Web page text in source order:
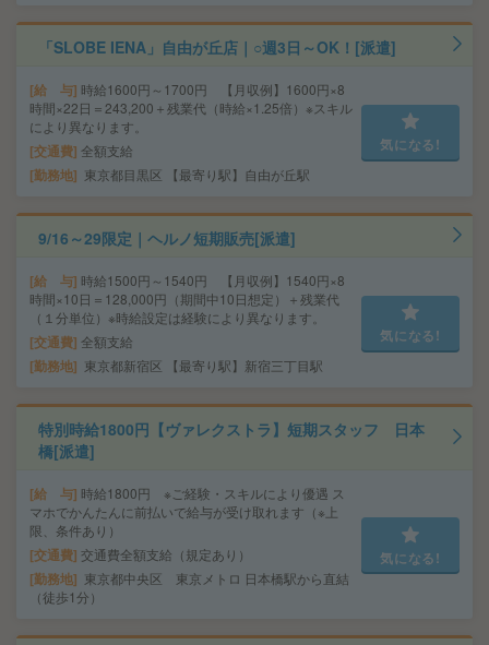
「SLOBE IENA」自由が丘店｜○週3日～OK！[派遣]
給 与 時給1600円～1700円 【月収例】1600円×8
時間×22日＝243,200＋残業代（時給×1.25倍）※スキル
により異なります。
交通費 全額支給
勤務地 東京都目黒区 【最寄り駅】自由が丘駅
気になる!
9/16～29限定｜ヘルノ短期販売[派遣]
給 与 時給1500円～1540円 【月収例】1540円×8
時間×10日＝128,000円（期間中10日想定）＋残業代
（１分単位）※時給設定は経験により異なります。
交通費 全額支給
勤務地 東京都新宿区 【最寄り駅】新宿三丁目駅
気になる!
特別時給1800円【ヴァレクストラ】短期スタッフ 日本
橋[派遣]
給 与 時給1800円 ※ご経験・スキルにより優遇 ス
マホでかんたんに前払いで給与が受け取れます（※上
限、条件あり）
交通費 交通費全額支給（規定あり）
勤務地
東京都中央区 東京メトロ 日本橋駅から直結
（徒歩1分）
気になる!